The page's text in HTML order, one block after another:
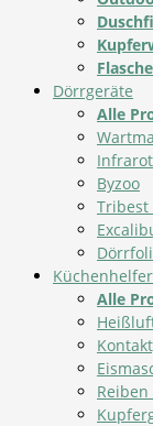
Dörrgeräte
Alle
Byzoo
Tribest
Alle